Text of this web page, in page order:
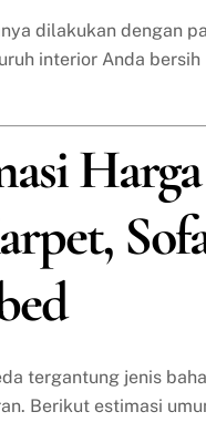
dilakukan dengan
interior Anda bersih
Harga
tergantung jenis
Berikut estimasi